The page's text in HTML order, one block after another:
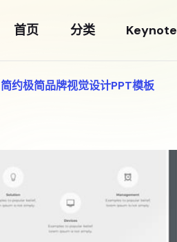
首页 分类 Keynote
简约极简品牌视觉设计PPT模板